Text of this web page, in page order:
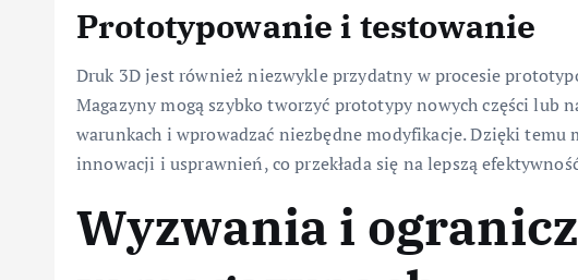
Prototypowanie i testowanie
Druk 3D jest również niezwykle przydatny w procesie
Magazyny mogą szybko tworzyć prototypy nowych części lub
warunkach i wprowadzać niezbędne modyfikacje. Dzięki
innowacji i usprawnień, co przekłada się na lepszą
Wyzwania i